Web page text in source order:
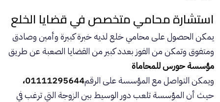
استشارة محامي متخصص في قضايا الخلع
يمكن الحصول على محامي خلع لديه خبرة كبيرة وأمين وصادق
ومتفوق وتمكن من الفوز بعدد كبير من القضايا الصعبة عن طريق
مؤسسة حورس للمحاماة
ويمكن التواصل مع المؤسسة على الرقم01111295644،
حيث أن المؤسسة تلعب دور الوسيط بين الزوجة التي ترغب في